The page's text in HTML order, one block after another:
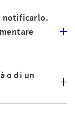
notificarlo.
o di un